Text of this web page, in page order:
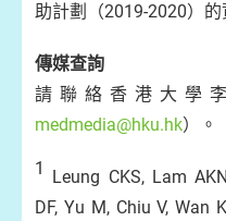
助計劃（2019-2020）的
傳媒查詢
請聯絡香港大學
medmedia@hku.hk）。
1 Leung CKS, Lam
DF, Yu M, Chiu V, Wan